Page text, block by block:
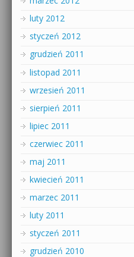
luty 2012
styczeń 2012
grudzień 2011
listopad 2011
wrzesień 2011
sierpień 2011
lipiec 2011
czerwiec 2011
maj 2011
kwiecień 2011
marzec 2011
luty 2011
styczeń 2011
grudzień 2010